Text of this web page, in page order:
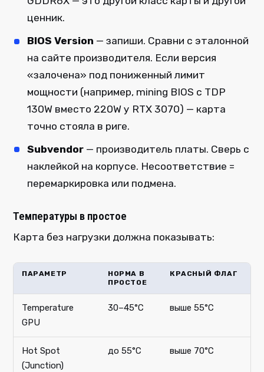
ценник.
BIOS Version — запиши. Сравни с эталонной
на сайте производителя. Если версия
«залочена» под пониженный лимит
мощности (например, mining BIOS с TDP
130W вместо 220W у RTX 3070) — карта
точно стояла в риге.
Subvendor — производитель платы. Сверь с
наклейкой на корпусе. Несоответствие =
перемаркировка или подмена.
Температуры в простое
Карта без нагрузки должна показывать:
ПАРАМЕТР
НОРМА В
ПРОСТОЕ
КРАСНЫЙ ФЛАГ
Temperature
GPU
30–45°C выше 55°C
Hot Spot
(Junction)
до 55°C выше 70°C